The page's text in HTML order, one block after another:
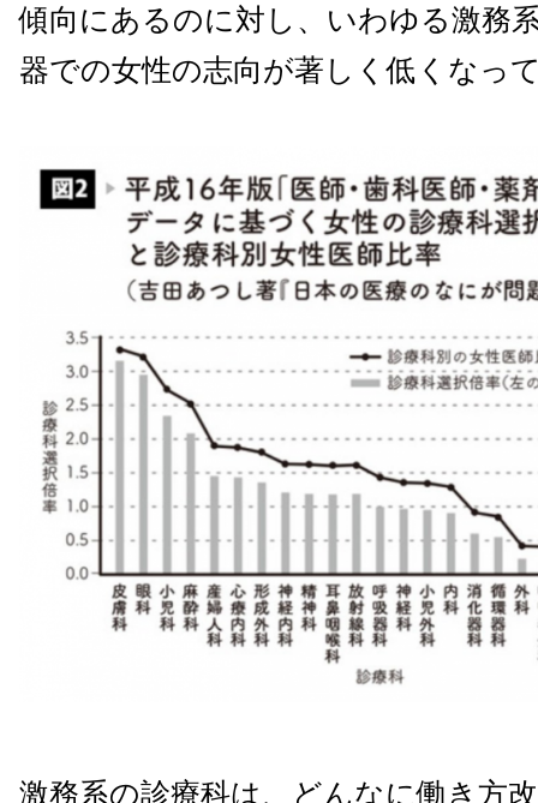
傾向にあるのに対し、いわゆる激務
器での女性の志向が著しく低くなっ
激務系の診療科は、どんなに働き方